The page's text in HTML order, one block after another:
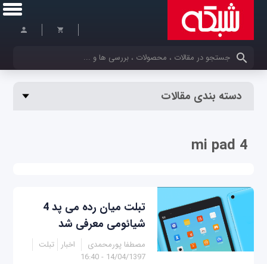
کلمات کلیدی خود را وارد کنید
دسته بندی مقالات
mi pad 4
تبلت میان رده می پد 4
شیائومی معرفی شد
مصطفا پورمحمدی اخبار
تبلت
14/04/1397 - 16:40